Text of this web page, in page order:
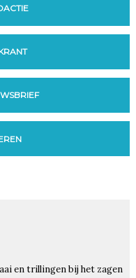
en trillingen bij het zagen